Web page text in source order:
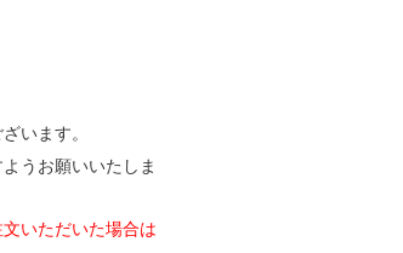
います。
うお願いいたしま
いただいた場合は